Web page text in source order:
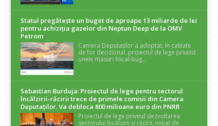
Statul pregătește un buget de aproape 13 miliarde de lei
pentru achiziția gazelor din Neptun Deep de la OMV
Petrom
Camera Deputaților a adoptat, în calitate
de for decizional, proiectul de lege privind
unele măsuri fiscal-bug...
Sebastian Burduja: Proiectul de lege pentru sectorul
încălzirii-răcirii trece de primele comisii din Camera
Deputaților. Va debloca 800 milioane euro din PNRR
Proiectul de lege privind dezvoltarea
sectorului încălzirii și răcirii, inițiat de